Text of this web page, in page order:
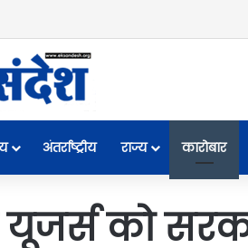
अंतर्राष्ट्रीय राज्य कारोबार
को